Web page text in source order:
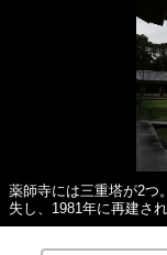
薬師寺には三重塔が2つ
失し、1981年に再建さ